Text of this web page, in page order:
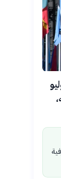
مستقل تابع للأمم المتحدة في 1 يوليو